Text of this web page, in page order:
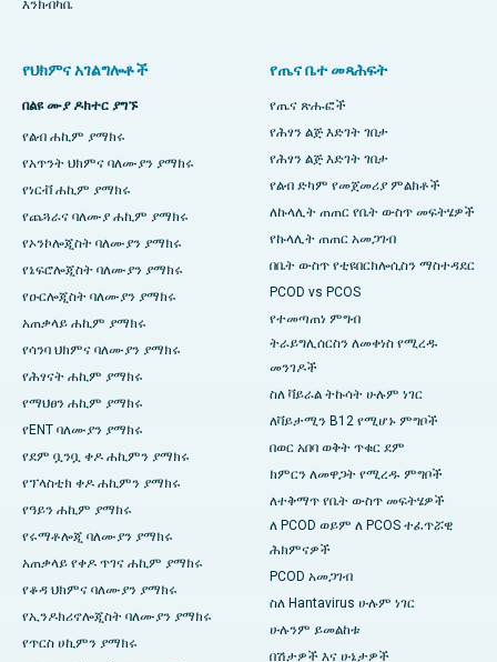
እንክብካቤ
የህክምና አገልግሎቶች
በልዩ ሙያ ዶክተር ያግኙ
የልብ ሐኪም ያማክሩ
የአጥንት ህክምና ባለሙያን ያማክሩ
የነርቭ ሐኪም ያማክሩ
የጨጓራና ባለሙያ ሐኪም ያማክሩ
የኦንኮሎጂስት ባለሙያን ያማክሩ
የኔፍሮሎጂስት ባለሙያን ያማክሩ
የዑርሎጂስት ባለሙያን ያማክሩ
አጠቃላይ ሐኪም ያማክሩ
የሳንባ ህክምና ባለሙያን ያማክሩ
የሕፃናት ሐኪም ያማክሩ
የማህፀን ሐኪም ያማክሩ
የENT ባለሙያን ያማክሩ
የደም ቧንቧ ቀዶ ሐኪምን ያማክሩ
የፕላስቲክ ቀዶ ሐኪምን ያማክሩ
የዓይን ሐኪም ያማክሩ
የሩማቶሎጂ ባለሙያን ያማክሩ
አጠቃላይ የቀዶ ጥገና ሐኪም ያማክሩ
የቆዳ ህክምና ባለሙያን ያማክሩ
የኢንዶክሪኖሎጂስት ባለሙያን ያማክሩ
የጥርስ ሀኪምን ያማክሩ
የጤና ቤተ መጻሕፍት
የጤና ጽሑፎች
የሕፃን ልጅ እድገት ገበታ
የሕፃን ልጅ እድገት ገበታ
የልብ ድካም የመጀመሪያ ምልክቶች
ለኩላሊት ጠጠር የቤት ውስጥ መፍትሄዎች
የኩላሊት ጠጠር አመጋገብ
በቤት ውስጥ የቲዩበርክሎሲስን ማስተዳደር
PCOD vs PCOS
የተመጣጠነ ምግብ
ትራይግሊሰርስን ለመቀነስ የሚረዱ
መንገዶች
ስለ ቫይራል ትኩሳት ሁሉም ነገር
ለቫይታሚን B12 የሚሆኑ ምግቦች
በወር አበባ ወቅት ጥቁር ደም
ክምርን ለመዋጋት የሚረዱ ምግቦች
ለተቅማጥ የቤት ውስጥ መፍትሄዎች
ለ PCOD ወይም ለ PCOS ተፈጥሯዊ
ሕክምናዎች
PCOD አመጋገብ
ስለ Hantavirus ሁሉም ነገር
ሁሉንም ይመልከቱ
በሽታዎች እና ሁኔታዎች